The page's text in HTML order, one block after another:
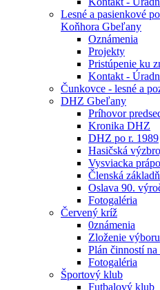
Lesné a pasienkové
Koňhora Gbeľany
Oznámenia
Projekty
Pristúpenie ku
Kontakt -
Čunkovce - lesné a
DHZ Gbeľany
Príhovor
Kronika DHZ
DHZ po r. 1989
Hasičská
Vysviacka
Členská
Oslava 90.
Fotogaléria
Červený kríž
0známenia
Zloženie výboru
Plán činností
Fotogaléria
Športový klub
Futbalový klub